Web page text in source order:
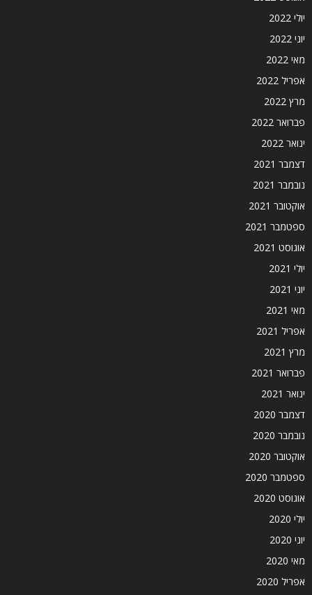
יולי 2022
יוני 2022
מאי 2022
אפריל 2022
מרץ 2022
פברואר 2022
ינואר 2022
דצמבר 2021
נובמבר 2021
אוקטובר 2021
ספטמבר 2021
אוגוסט 2021
יולי 2021
יוני 2021
מאי 2021
אפריל 2021
מרץ 2021
פברואר 2021
ינואר 2021
דצמבר 2020
נובמבר 2020
אוקטובר 2020
ספטמבר 2020
אוגוסט 2020
יולי 2020
יוני 2020
מאי 2020
אפריל 2020